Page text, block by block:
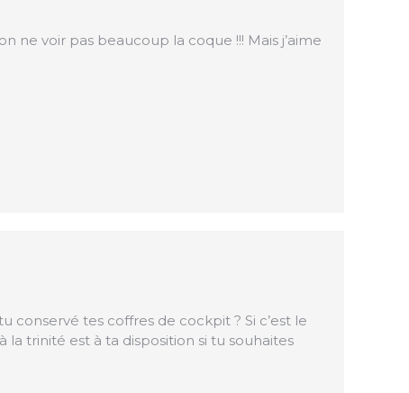
ne voir pas beaucoup la coque !!! Mais j’aime
conservé tes coffres de cockpit ? Si c’est le
trinité est à ta disposition si tu souhaites